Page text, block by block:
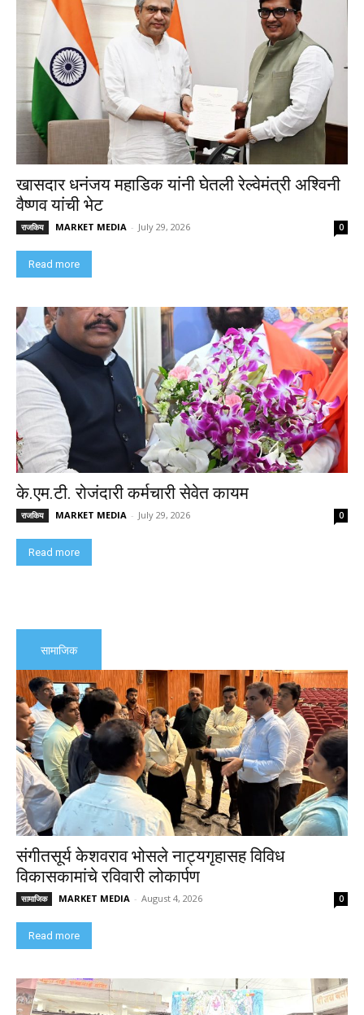
खासदार धनंजय महाडिक यांनी घेतली रेल्वेमंत्री अश्विनी
वैष्णव यांची भेट
राजकिय MARKET MEDIA - July 29, 2026 0
Read more
के.एम.टी. रोजंदारी कर्मचारी सेवेत कायम
राजकिय MARKET MEDIA - July 29, 2026 0
Read more
सामाजिक
संगीतसूर्य केशवराव भोसले नाट्यगृहासह विविध
विकासकामांचे रविवारी लोकार्पण
सामाजिक MARKET MEDIA - August 4, 2026 0
Read more